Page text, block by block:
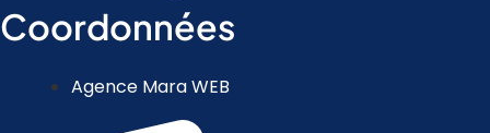
Coordonnées
Agence Mara WEB